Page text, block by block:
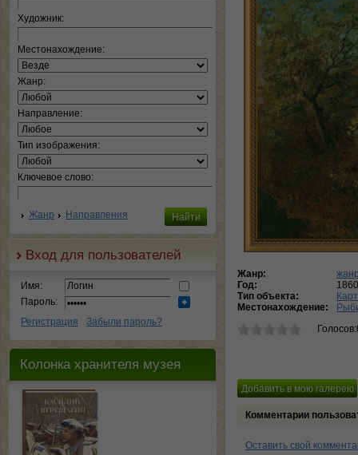
Художник:
Местонахождение:
Жанр:
Направление:
Тип изображения:
Ключевое слово:
Жанр Направления
Вход для пользователей
Имя:
Пароль:
Регистрация
Забыли пароль?
Колонка хранителя музея
Жанр:
Год:
Тип объекта:
Местонахождение:
Комментарии
Оставить свой